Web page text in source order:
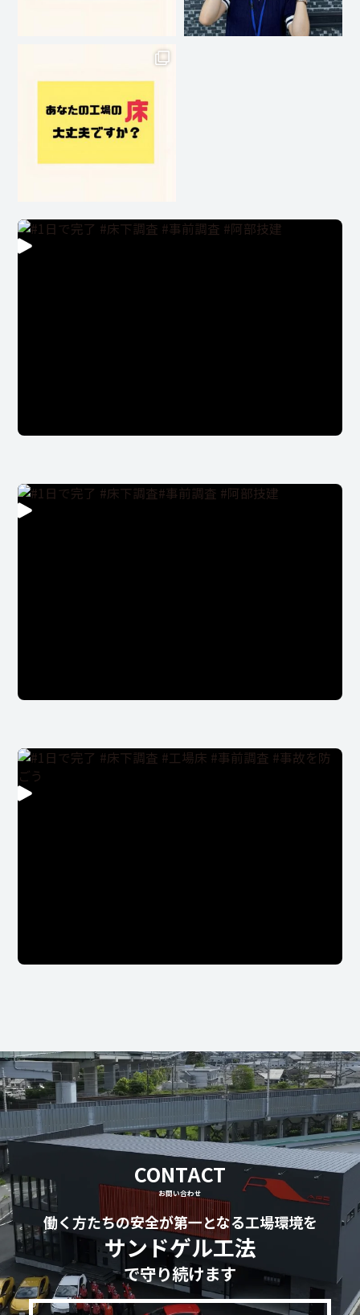
CONTACT
お問い合わせ
働く方たちの安全が第一となる工場環境を
サンドゲル工法
で守り続けます